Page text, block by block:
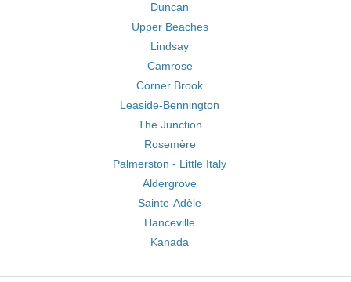
Duncan
Upper Beaches
Lindsay
Camrose
Corner Brook
Leaside-Bennington
The Junction
Rosemère
Palmerston - Little Italy
Aldergrove
Sainte-Adèle
Hanceville
Kanada